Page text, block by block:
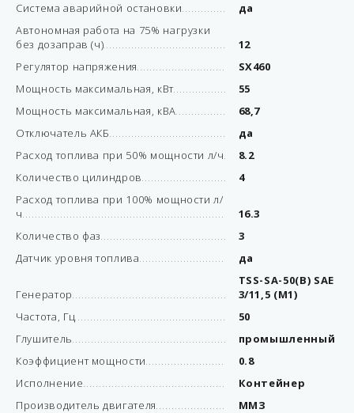
Система аварийной остановки
да
Автономная работа на 75% нагрузки
без дозаправ (ч)
12
Регулятор напряжения
SX460
Мощность максимальная, кВт
55
Мощность максимальная, кВА
68,7
Отключатель АКБ
да
Расход топлива при 50% мощности л/ч
8.2
Количество цилиндров
4
Расход топлива при 100% мощности л/
ч
16.3
Количество фаз
3
Датчик уровня топлива
да
Генератор
TSS-SA-50(B) SAE
3/11,5 (М1)
Частота, Гц
50
Глушитель
промышленный
Коэффициент мощности
0.8
Исполнение
Контейнер
Производитель двигателя
ММЗ